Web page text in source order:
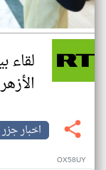
لقاء
اخبار جزر
OX58UY